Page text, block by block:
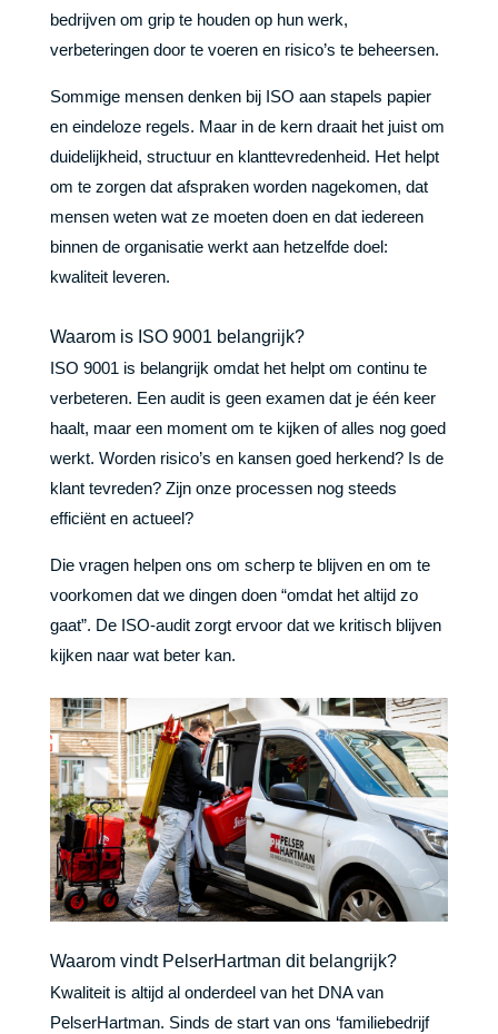
bedrijven om grip te houden op hun werk,
verbeteringen door te voeren en risico’s te beheersen.
Sommige mensen denken bij ISO aan stapels papier
en eindeloze regels. Maar in de kern draait het juist om
duidelijkheid, structuur en klanttevredenheid. Het helpt
om te zorgen dat afspraken worden nagekomen, dat
mensen weten wat ze moeten doen en dat iedereen
binnen de organisatie werkt aan hetzelfde doel:
kwaliteit leveren.
Waarom is ISO 9001 belangrijk?
ISO 9001 is belangrijk omdat het helpt om continu te
verbeteren. Een audit is geen examen dat je één keer
haalt, maar een moment om te kijken of alles nog goed
werkt. Worden risico’s en kansen goed herkend? Is de
klant tevreden? Zijn onze processen nog steeds
efficiënt en actueel?
Die vragen helpen ons om scherp te blijven en om te
voorkomen dat we dingen doen “omdat het altijd zo
gaat”. De ISO-audit zorgt ervoor dat we kritisch blijven
kijken naar wat beter kan.
Waarom vindt PelserHartman dit belangrijk?
Kwaliteit is altijd al onderdeel van het DNA van
PelserHartman. Sinds de start van ons ‘familiebedrijf